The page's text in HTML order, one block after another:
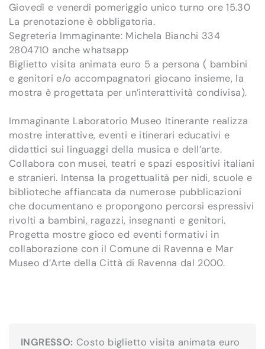
Giovedì e venerdì pomeriggio unico turno ore 15.30
La prenotazione è obbligatoria.
Segreteria Immaginante: Michela Bianchi 334
2804710 anche whatsapp
Biglietto visita animata euro 5 a persona ( bambini
e genitori e/o accompagnatori giocano insieme, la
mostra è progettata per un’interattività condivisa).
Immaginante Laboratorio Museo Itinerante realizza
mostre interattive, eventi e itinerari educativi e
didattici sui linguaggi della musica e dell’arte.
Collabora con musei, teatri e spazi espositivi italiani
e stranieri. Intensa la progettualità per nidi, scuole e
biblioteche affiancata da numerose pubblicazioni
che documentano e propongono percorsi espressivi
rivolti a bambini, ragazzi, insegnanti e genitori.
Progetta mostre gioco ed eventi formativi in
collaborazione con il Comune di Ravenna e Mar
Museo d’Arte della Città di Ravenna dal 2000.
INGRESSO: Costo biglietto visita animata euro